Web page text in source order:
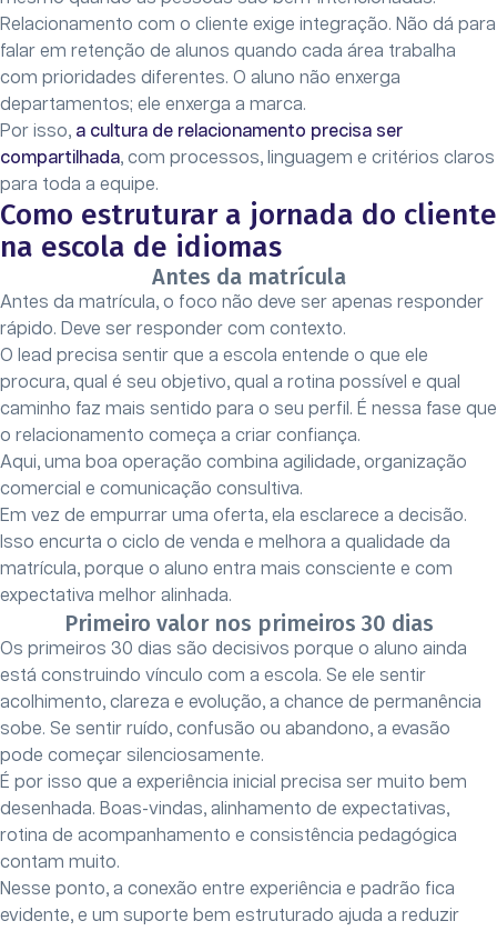
Relacionamento com o cliente exige integração. Não dá para
falar em retenção de alunos quando cada área trabalha
com prioridades diferentes. O aluno não enxerga
departamentos; ele enxerga a marca.
Por isso, a cultura de relacionamento precisa ser
compartilhada, com processos, linguagem e critérios claros
para toda a equipe.
Como estruturar a jornada do cliente
na escola de idiomas
Antes da matrícula
Antes da matrícula, o foco não deve ser apenas responder
rápido. Deve ser responder com contexto.
O lead precisa sentir que a escola entende o que ele
procura, qual é seu objetivo, qual a rotina possível e qual
caminho faz mais sentido para o seu perfil. É nessa fase que
o relacionamento começa a criar confiança.
Aqui, uma boa operação combina agilidade, organização
comercial e comunicação consultiva.
Em vez de empurrar uma oferta, ela esclarece a decisão.
Isso encurta o ciclo de venda e melhora a qualidade da
matrícula, porque o aluno entra mais consciente e com
expectativa melhor alinhada.
Primeiro valor nos primeiros 30 dias
Os primeiros 30 dias são decisivos porque o aluno ainda
está construindo vínculo com a escola. Se ele sentir
acolhimento, clareza e evolução, a chance de permanência
sobe. Se sentir ruído, confusão ou abandono, a evasão
pode começar silenciosamente.
É por isso que a experiência inicial precisa ser muito bem
desenhada. Boas-vindas, alinhamento de expectativas,
rotina de acompanhamento e consistência pedagógica
contam muito.
Nesse ponto, a conexão entre experiência e padrão fica
evidente, e um suporte bem estruturado ajuda a reduzir